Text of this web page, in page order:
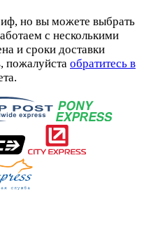
но вы можете выбрать
с несколькими
и сроки доставки
пожалуйста обратитесь в